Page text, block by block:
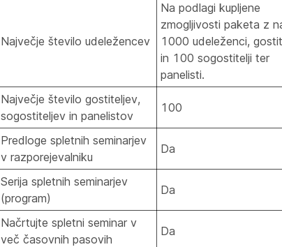
Največje število udeležencev
Na podlagi kupljene
zmogljivosti paketa z
1000 udeleženci,
in 100 sogostitelji ter
panelisti.
Največje število gostiteljev,
sogostiteljev in panelistov
100
Predloge spletnih seminarjev
v razporejevalniku
Da
Serija spletnih seminarjev
(program)
Da
Načrtujte spletni seminar v
več časovnih pasovih
Da